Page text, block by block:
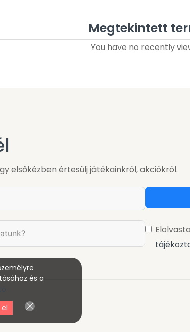
Megtekintett
You have no recently
elsőkézben értesülj játékainkról, akciókról.
és a